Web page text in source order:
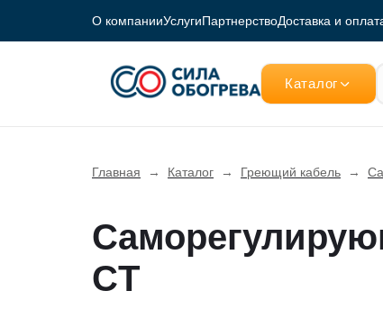
О компанииУслугиПартнерствоДоставка и
Каталог
Главная → Каталог → Греющий кабель →
СT